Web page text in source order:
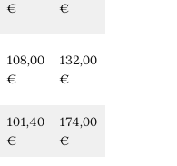
€
€
108,00
€
132,00
€
101,40
€
174,00
€